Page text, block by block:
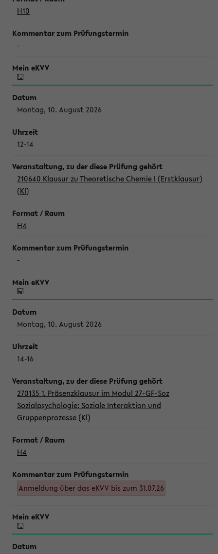
H10
-
Montag, 10. August 2026
12-14
210640 Klausur zu Theoretische Chemie I (Erstklausur)
(Kl)
H4
-
Montag, 10. August 2026
14-16
270135 1. Präsenzklausur im Modul 27-GF-Soz
Sozialpsychologie: Soziale Interaktion und
Gruppenprozesse (Kl)
H4
Anmeldung über das eKVV bis zum 31.07.26